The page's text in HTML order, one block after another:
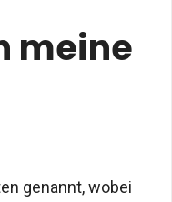
meine
genannt, wobei